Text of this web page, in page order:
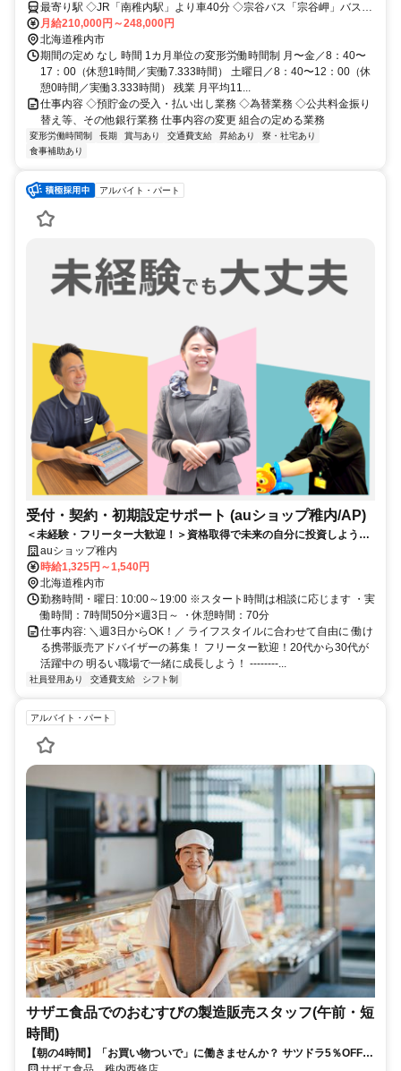
最寄り駅 ◇JR「南稚内駅」より車40分 ◇宗谷バス「宗谷岬」バス停
より徒歩5分
月給210,000円～248,000円
北海道稚内市
期間の定め なし 時間 1カ月単位の変形労働時間制 月〜金／8：40〜
17：00（休憩1時間／実働7.333時間） 土曜日／8：40〜12：00（休
憩0時間／実働3.333時間） 残業 月平均11...
仕事内容 ◇預貯金の受入・払い出し業務 ◇為替業務 ◇公共料金振り
替え等、その他銀行業務 仕事内容の変更 組合の定める業務
変形労働時間制 長期 賞与あり 交通費支給 昇給あり
寮・社宅あり
食事補助あり
アルバイト・パート
受付・契約・初期設定サポート (auショップ稚内/AP)
＜未経験・フリーター大歓迎！＞資格取得で未来の自分に投資しよう！
資格最大8万円/月！社割あり！昇給あり！
auショップ稚内
時給1,325円～1,540円
北海道稚内市
勤務時間・曜日: 10:00～19:00 ※スタート時間は相談に応じます ・実
働時間：7時間50分×週3日～ ・休憩時間：70分
仕事内容: ＼週3日からOK！／ ライフスタイルに合わせて自由に 働け
る携帯販売アドバイザーの募集！ フリーター歓迎！20代から30代が
活躍中の 明るい職場で一緒に成長しよう！ --------...
社員登用あり 交通費支給 シフト制
アルバイト・パート
サザエ食品でのおむすびの製造販売スタッフ(午前・短
時間)
【朝の4時間】「お買い物ついで」に働きませんか？ サツドラ5％OFF・